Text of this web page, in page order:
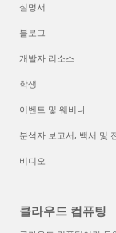
설명서
블로그
개발자 리소스
학생
이벤트 및 웨비나
분석자 보고서, 백서 및
비디오
클라우드 컴퓨팅